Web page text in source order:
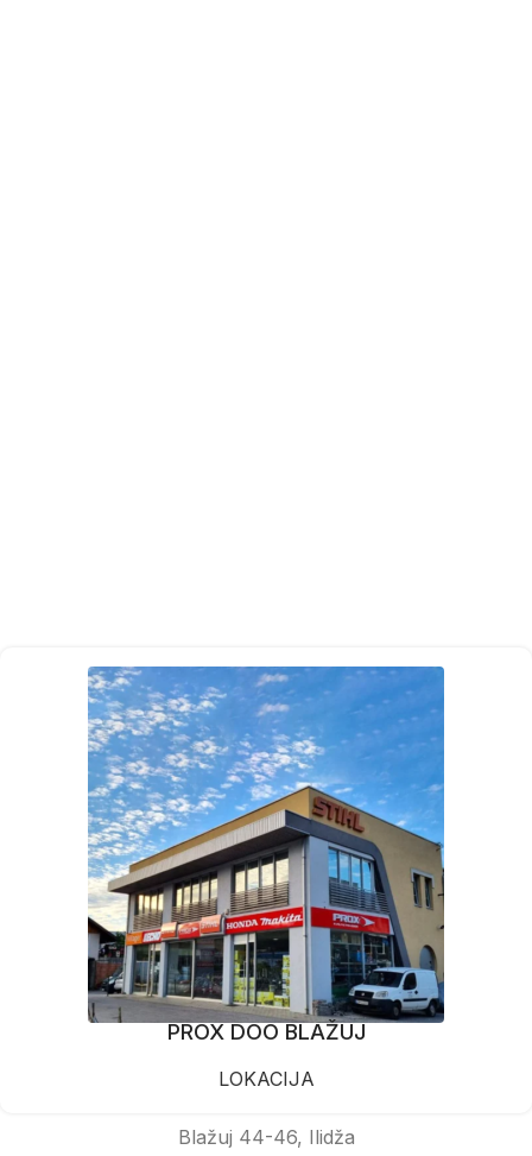
PROX DOO BLAŽUJ
LOKACIJA
Blažuj 44-46, Ilidža